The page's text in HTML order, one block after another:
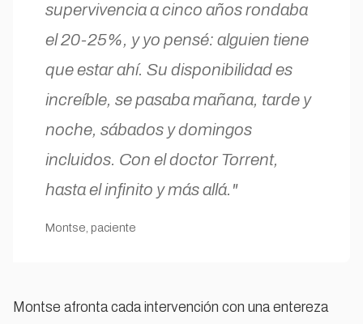
supervivencia a cinco años rondaba
el 20-25%, y yo pensé: alguien tiene
que estar ahí. Su disponibilidad es
increíble, se pasaba mañana, tarde y
noche, sábados y domingos
incluidos. Con el doctor Torrent,
hasta el infinito y más allá."
Montse, paciente
Montse afronta cada intervención con una entereza